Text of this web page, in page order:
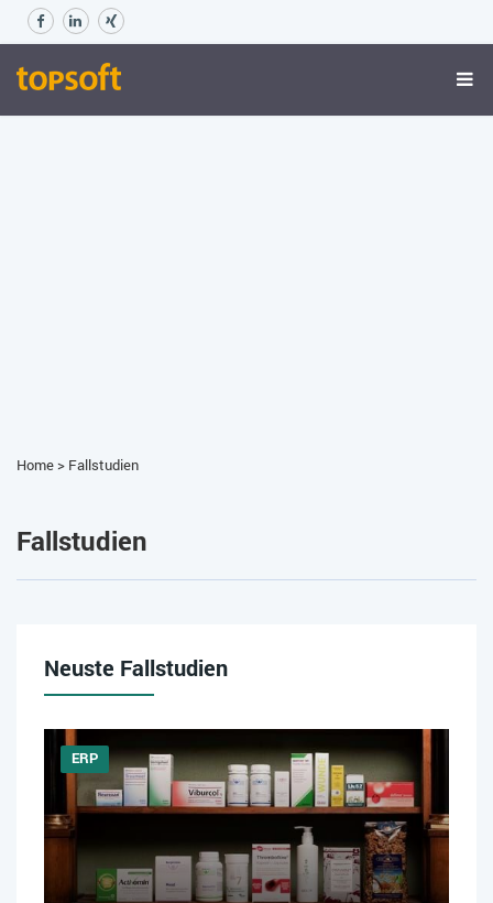
Home> Fallstudien
Fallstudien
Neuste Fallstudien
ERP